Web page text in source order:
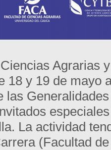
Agrarias
18 y 19 de mayo
las
La actividad
(Facultad